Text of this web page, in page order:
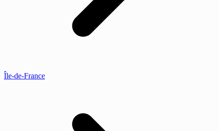
Île-de-France